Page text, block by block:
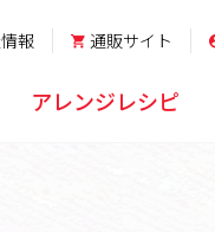
報 通販サイト
アレンジレシピ